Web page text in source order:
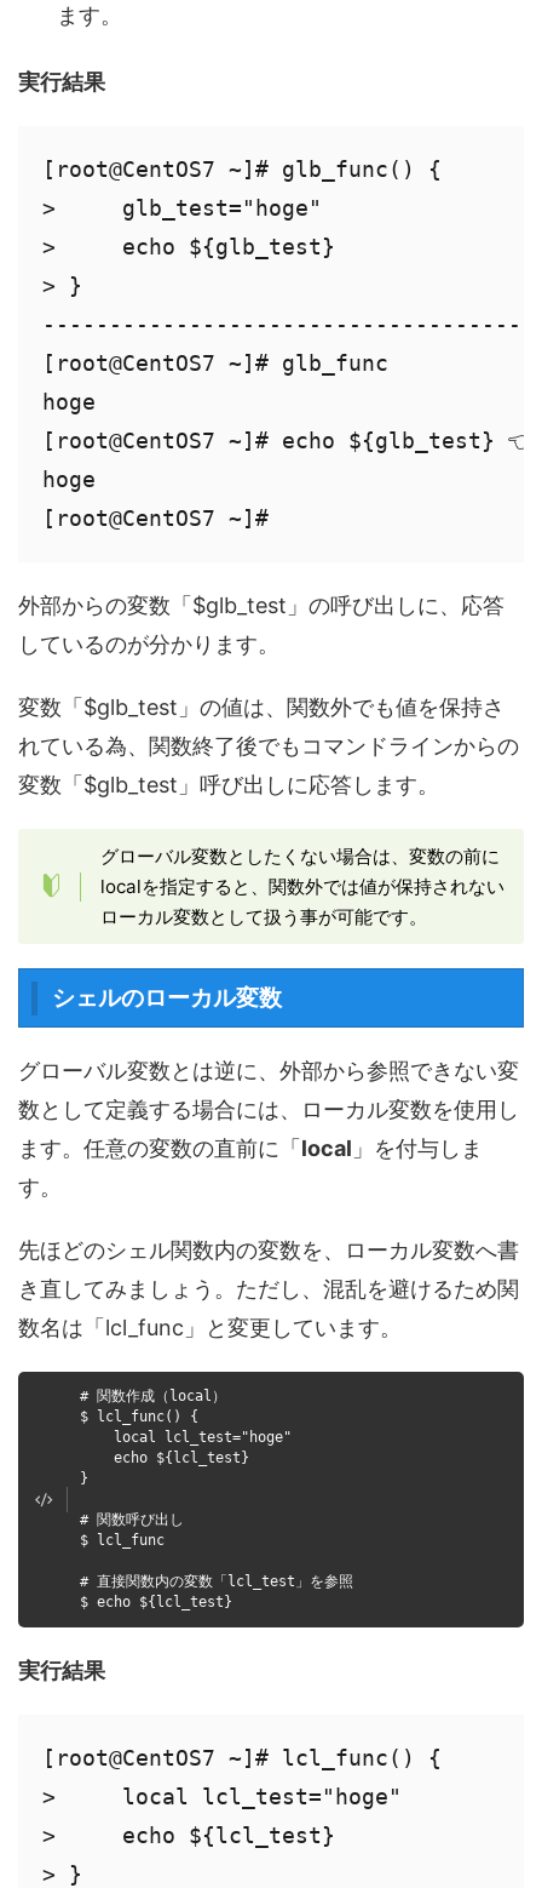
ます。
実行結果
[root@CentOS7 ~]# glb_func() {
>     glb_test="hoge"
>     echo ${glb_test}
> }
[root@CentOS7 ~]# glb_func
hoge
[root@CentOS7 ~]# echo ${glb_test} 👈
hoge
[root@CentOS7 ~]#
外部からの変数「$glb_test」の呼び出しに、応答
しているのが分かります。
変数「$glb_test」の値は、関数外でも値を保持さ
れている為、関数終了後でもコマンドラインからの
変数「$glb_test」呼び出しに応答します。
グローバル変数としたくない場合は、変数の前に
localを指定すると、関数外では値が保持されない
ローカル変数として扱う事が可能です。
シェルのローカル変数
グローバル変数とは逆に、外部から参照できない変
数として定義する場合には、ローカル変数を使用し
ます。任意の変数の直前に「 local 」を付与しま
す。
先ほどのシェル関数内の変数を、ローカル変数へ書
き直してみましょう。ただし、混乱を避けるため関
数名は「lcl_func」と変更しています。
# 関数作成（local）
$ lcl_func() {
local lcl_test="hoge"
echo ${lcl_test}
}
# 関数呼び出し
$ lcl_func
# 直接関数内の変数「lcl_test」を参照
$ echo ${lcl_test}
実行結果
[root@CentOS7 ~]# lcl_func() {
>     local lcl_test="hoge"
>     echo ${lcl_test}
> }